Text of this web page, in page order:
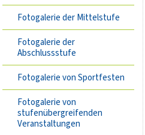
Fotogalerie der Mittelstufe
Fotogalerie der
Abschlussstufe
Fotogalerie von Sportfesten
Fotogalerie von
stufenübergreifenden
Veranstaltungen